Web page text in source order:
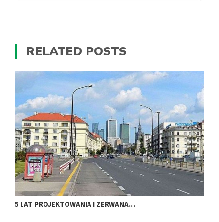
RELATED POSTS
5 LAT PROJEKTOWANIA I ZERWANA…